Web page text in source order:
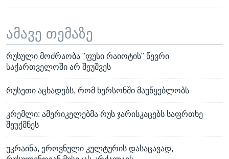
ამავე თემაზე
რუსული მოძრაობა "ფუსი რაიოტის" წევრი
საქართველოში არ შეუშვეს
რუსეთი აცხადებს, რომ ხერსონში მაუწყებლობს
კრემლი: ამერიკელებმა რუს ჯარისკაცებს საფრთხე
შეუქმნეს
უკრაინა, ეროვნული კულტურის დასაცავად,